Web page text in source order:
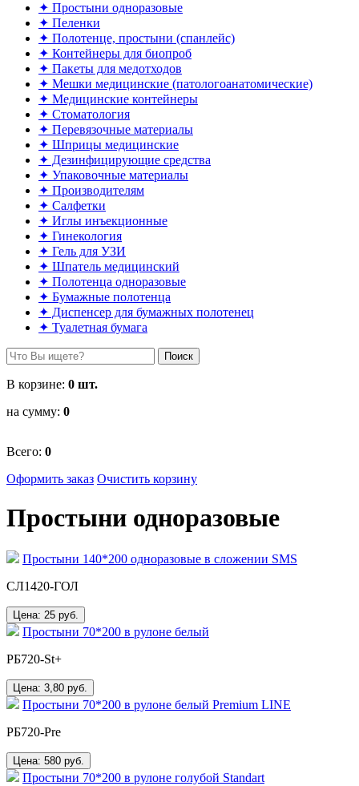
✦ Простыни одноразовые
✦ Пеленки
✦ Полотенце, простыни (спанлейс)
✦ Контейнеры для биопроб
✦ Пакеты для медотходов
✦ Мешки медицинские (патологоанатомические)
✦ Медицинские контейнеры
✦ Стоматология
✦ Перевязочные материалы
✦ Шприцы медицинские
✦ Дезинфицирующие средства
✦ Упаковочные материалы
✦ Производителям
✦ Салфетки
✦ Иглы инъекционные
✦ Гинекология
✦ Гель для УЗИ
✦ Шпатель медицинский
✦ Полотенца одноразовые
✦ Бумажные полотенца
✦ Диспенсер для бумажных полотенец
✦ Туалетная бумага
Поиск
В корзине: 0 шт.
на сумму: 0
Всего: 0
Оформить заказ Очистить корзину
Простыни одноразовые
Простыни 140*200 одноразовые в сложении SMS
СЛ1420-ГОЛ
Цена: 25 руб.
Простыни 70*200 в рулоне белый
РБ720-St+
Цена: 3,80 руб.
Простыни 70*200 в рулоне белый Premium LINE
РБ720-Pre
Цена: 580 руб.
Простыни 70*200 в рулоне голубой Standart